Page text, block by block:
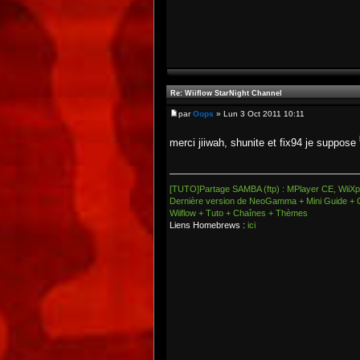
Re: Wiiflow StarNight Channel
parOops » Lun 3 Oct 2011 10:11
merci jiiwah, shunite et fix94 je suppose
[TUTO]Partage SAMBA (ftp) : MPlayer CE,
Dernière version de NeoGamma + Mini Guide +
Wiiflow + Tuto + Chaînes + Thèmes
Liens Homebrews : ici